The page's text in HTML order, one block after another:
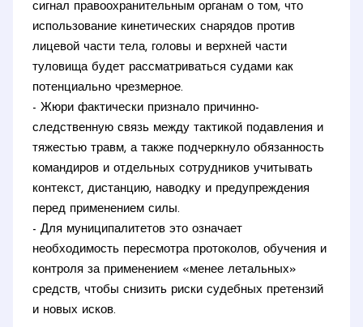
сигнал правоохранительным органам о том, что
использование кинетических снарядов против
лицевой части тела, головы и верхней части
туловища будет рассматриваться судами как
потенциально чрезмерное.
- Жюри фактически признало причинно-
следственную связь между тактикой подавления и
тяжестью травм, а также подчеркнуло обязанность
командиров и отдельных сотрудников учитывать
контекст, дистанцию, наводку и предупреждения
перед применением силы.
- Для муниципалитетов это означает
необходимость пересмотра протоколов, обучения и
контроля за применением «менее летальных»
средств, чтобы снизить риски судебных претензий
и новых исков.